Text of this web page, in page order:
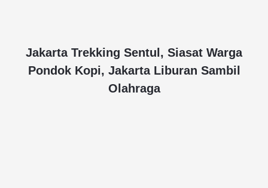
Jakarta Trekking Sentul, Siasat Warga
Pondok Kopi, Jakarta Liburan Sambil
Olahraga